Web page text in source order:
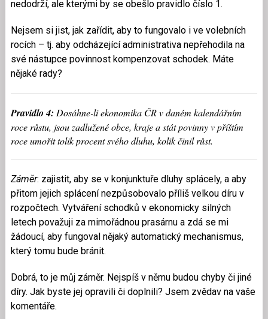
nedodrží, ale kterými by se obešlo pravidlo číslo 1.
Nejsem si jist, jak zařídit, aby to fungovalo i ve volebních
rocích – tj. aby odcházející administrativa nepřehodila na
své nástupce povinnost kompenzovat schodek. Máte
nějaké rady?
Pravidlo 4: Dosáhne-li ekonomika ČR v daném kalendářním
roce růstu, jsou zadlužené obce, kraje a stát povinny v příštím
roce umořit tolik procent svého dluhu, kolik činil růst.
Záměr: zajistit, aby se v konjunktuře dluhy splácely, a aby
přitom jejich splácení nezpůsobovalo příliš velkou díru v
rozpočtech. Vytváření schodků v ekonomicky silných
letech považuji za mimořádnou prasárnu a zdá se mi
žádoucí, aby fungoval nějaký automatický mechanismus,
který tomu bude bránit.
Dobrá, to je můj záměr. Nejspíš v němu budou chyby či jiné
díry. Jak byste jej opravili či doplnili? Jsem zvědav na vaše
komentáře.